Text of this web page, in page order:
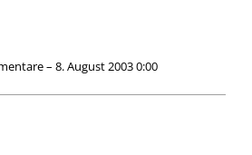
– 8. August 2003 0:00